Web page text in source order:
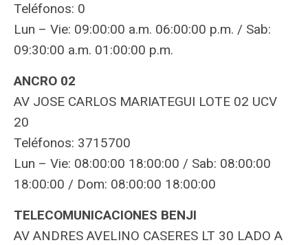
Teléfonos: 0
Lun – Vie: 09:00:00 a.m. 06:00:00 p.m. / Sab:
09:30:00 a.m. 01:00:00 p.m.
ANCRO 02
AV JOSE CARLOS MARIATEGUI LOTE 02 UCV
20
Teléfonos: 3715700
Lun – Vie: 08:00:00 18:00:00 / Sab: 08:00:00
18:00:00 / Dom: 08:00:00 18:00:00
TELECOMUNICACIONES BENJI
AV ANDRES AVELINO CASERES LT 30 LADO A